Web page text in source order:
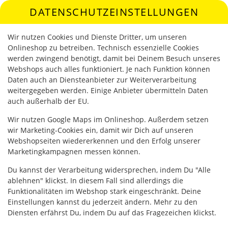
DATENSCHUTZEINSTELLUNGEN
Wir nutzen Cookies und Dienste Dritter, um unseren
Onlineshop zu betreiben. Technisch essenzielle Cookies
werden zwingend benötigt, damit bei Deinem Besuch unseres
Webshops auch alles funktioniert. Je nach Funktion können
Daten auch an Diensteanbieter zur Weiterverarbeitung
weitergegeben werden. Einige Anbieter übermitteln Daten
auch außerhalb der EU.
Wir nutzen Google Maps im Onlineshop. Außerdem setzen
wir Marketing-Cookies ein, damit wir Dich auf unseren
Webshopseiten wiedererkennen und den Erfolg unserer
Marketingkampagnen messen können.
Du kannst der Verarbeitung widersprechen, indem Du "Alle
ablehnen" klickst. In diesem Fall sind allerdings die
Funktionalitäten im Webshop stark eingeschränkt. Deine
Einstellungen kannst du jederzeit ändern. Mehr zu den
Diensten erfährst Du, indem Du auf das Fragezeichen klickst.
DE
SPRACHE ÄNDERN
MAGNUM CLASSIC (440ML)